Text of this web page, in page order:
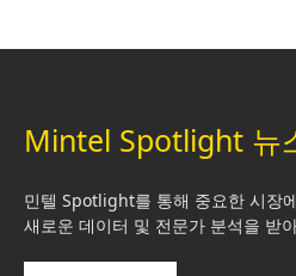
Mintel Spotlight 뉴
민텔 Spotlight를 통해 중요한 시장
새로운 데이터 및 전문가 분석을 받